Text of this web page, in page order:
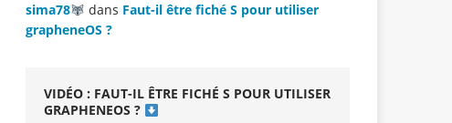
sima78
dans Faut-il être fiché S pour utiliser
grapheneOS ?
VIDÉO : FAUT-IL ÊTRE FICHÉ S POUR UTILISER
GRAPHENEOS ?